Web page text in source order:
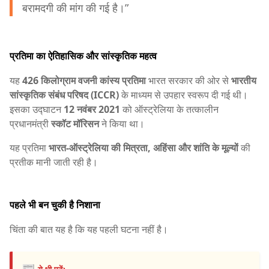
बरामदगी की मांग की गई है।”
प्रतिमा का ऐतिहासिक और सांस्कृतिक महत्व
यह426 किलोग्राम वजनी कांस्य प्रतिमाभारत सरकार की ओर सेभारतीय
सांस्कृतिक संबंध परिषद (ICCR)के माध्यम से उपहार स्वरूप दी गई थी।
इसका उद्घाटन12 नवंबर 2021 को ऑस्ट्रेलिया के तत्कालीन
प्रधानमंत्रीस्कॉट मॉरिसनने किया था।
यह प्रतिमाभारत-ऑस्ट्रेलिया की मित्रता, अहिंसा और शांति के मूल्योंकी
प्रतीक मानी जाती रही है।
पहले भी बन चुकी है निशाना
चिंता की बात यह है कि यह पहली घटना नहीं है।